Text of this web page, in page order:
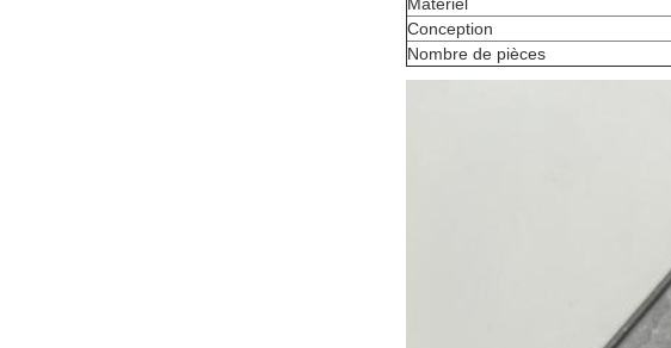
Conception
Nombre de pièces